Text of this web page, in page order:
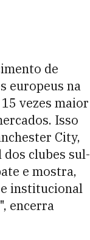
de
europeus na
vezes maior
Isso
City,
clubes sul-
e mostra,
institucional
encerra